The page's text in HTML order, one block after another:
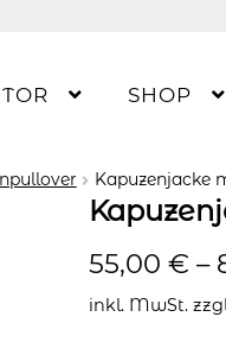
SHOP
Kapuzenjacke
55,00 € –
inkl. MwSt.